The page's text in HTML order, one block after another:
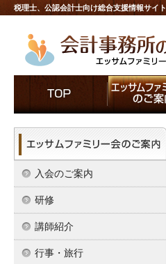
税理士、公認会計士向け総合支援情報サイト
入会のご案内
研修
講師紹介
行事・旅行